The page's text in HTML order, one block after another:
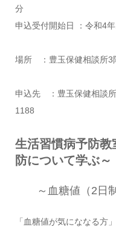
分
申込受付開始日 ：令和4
場所 ：豊玉保健相談所3
申込先 ：豊玉保健相談
1188
生活習慣病予防
防について学ぶ
～血糖値
「血糖値が気にななる方